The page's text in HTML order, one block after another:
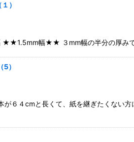
）
★★1.5mm幅★★ ３mm幅の半分の厚み
）
が６４cmと長くて、紙を継ぎたくない